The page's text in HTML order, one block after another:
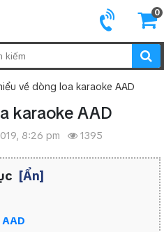
0
về dòng loa karaoke AAD
karaoke AAD
8:26 pm 1395
[Ẩn]